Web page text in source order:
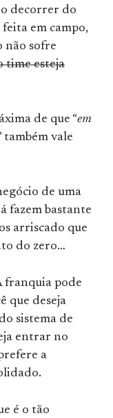
decorrer do
em campo,
não sofre
time esteja
de que “em
também vale
de uma
fazem bastante
arriscado que
do zero…
franquia pode
que deseja
sistema de
entrar no
a
é o tão